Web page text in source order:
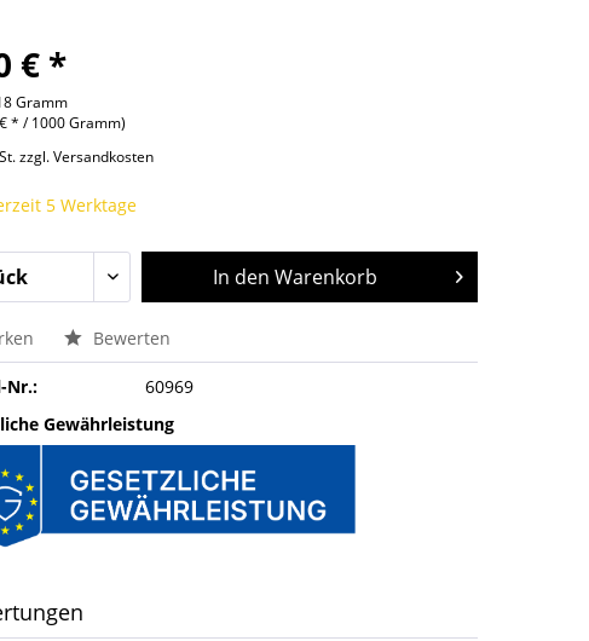
€ *
Gramm
* / 1000 Gramm)
zzgl. Versandkosten
5 Werktage
In den Warenkorb
Bewerten
Nr.:
60969
Gewährleistung